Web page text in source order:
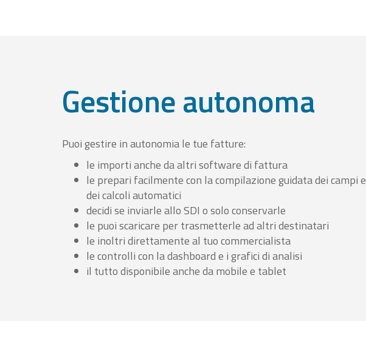
Gestione autonoma
Puoi gestire in autonomia le tue fatture:
le importi anche da altri software di fattura
le prepari facilmente con la compilazione guidata dei campi e
dei calcoli automatici
decidi se inviarle allo SDI o solo conservarle
le puoi scaricare per trasmetterle ad altri destinatari
le inoltri direttamente al tuo commercialista
le controlli con la dashboard e i grafici di analisi
il tutto disponibile anche da mobile e tablet